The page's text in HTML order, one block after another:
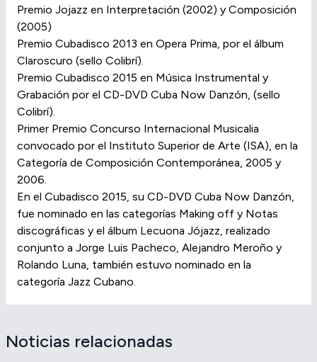
Premio Jojazz en Interpretación (2002) y Composición
(2005)
Premio Cubadisco 2013 en Opera Prima, por el álbum
Claroscuro (sello Colibrí).
Premio Cubadisco 2015 en Música Instrumental y
Grabación por el CD-DVD Cuba Now Danzón, (sello
Colibrí).
Primer Premio Concurso Internacional Musicalia
convocado por el Instituto Superior de Arte (ISA), en la
Categoría de Composición Contemporánea, 2005 y
2006.
En el Cubadisco 2015, su CD-DVD Cuba Now Danzón,
fue nominado en las categorías Making off y Notas
discográficas y el álbum Lecuona Jójazz, realizado
conjunto a Jorge Luis Pacheco, Alejandro Meroño y
Rolando Luna, también estuvo nominado en la
categoría Jazz Cubano.
Noticias relacionadas